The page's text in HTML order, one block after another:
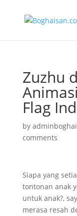
Zuzhu
Flag
by adminboghai
comments
Siapa yang
tontonan anak
untuk anak?,
merasa resah